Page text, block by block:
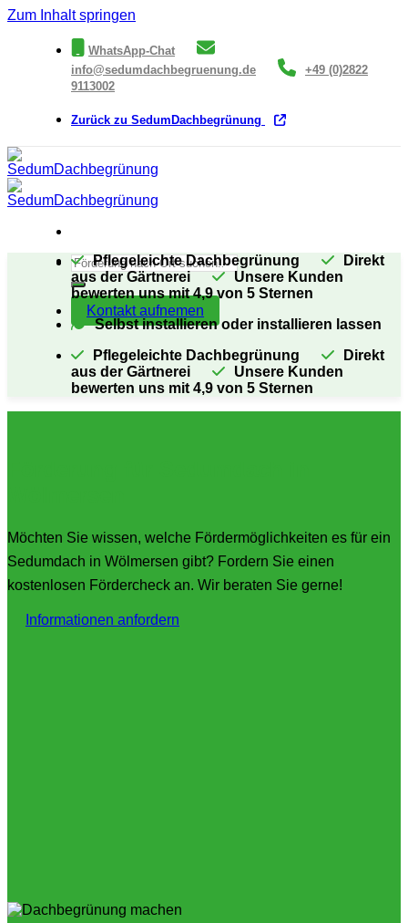
Zum Inhalt springen
WhatsApp-Chat
info@sedumdachbegruenung.de
+49 (0)2822
9113002
Zurück zu SedumDachbegrünung
Kontakt aufnemen
Pflegeleichte Dachbegrünung
Direkt
aus der Gärtnerei
Unsere Kunden
bewerten uns mit 4,9 von 5 Sternen
Selbst installieren oder installieren lassen
Pflegeleichte Dachbegrünung
Direkt
aus der Gärtnerei
Unsere Kunden
bewerten uns mit 4,9 von 5 Sternen
Möchten Sie wissen, welche Fördermöglichkeiten es für ein
Sedumdach in Wölmersen gibt? Fordern Sie einen
kostenlosen Fördercheck an. Wir beraten Sie gerne!
Informationen anfordern